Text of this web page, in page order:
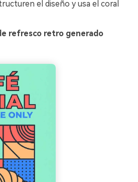
el diseño y usa el coral
refresco retro generado